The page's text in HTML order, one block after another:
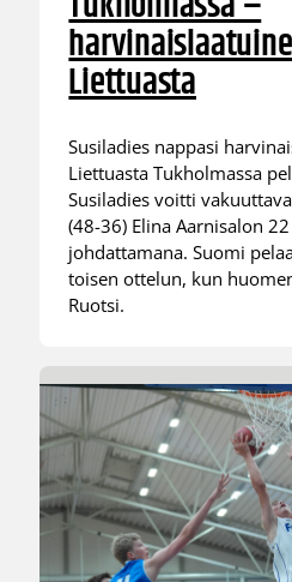
Liettuasta
Susiladies nappasi
Liettuasta Tukholmassa
Susiladies voitti
(48-36) Elina Aarnisalon
johdattamana. Suomi
toisen ottelun, kun
Ruotsi.